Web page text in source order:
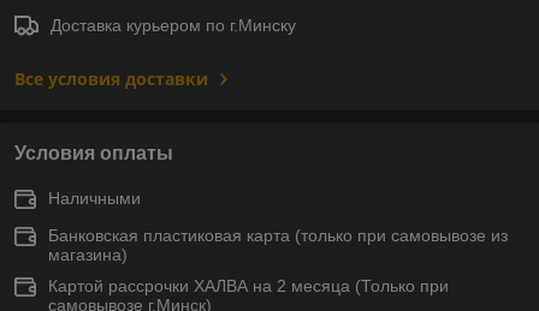
Доставка курьером по г.Минску
Все условия доставки
Условия оплаты
Наличными
Банковская пластиковая карта (только при самовывозе из
магазина)
Картой рассрочки ХАЛВА на 2 месяца (Только при
самовывозе г.Минск)